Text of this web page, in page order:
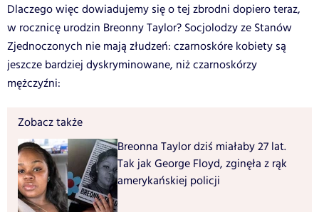
Dlaczego więc dowiadujemy się o tej zbrodni dopiero teraz,
w rocznicę urodzin Breonny Taylor? Socjolodzy ze Stanów
Zjednoczonych nie mają złudzeń: czarnoskóre kobiety są
jeszcze bardziej dyskryminowane, niż czarnoskórzy
mężczyźni:
Zobacz także
Breonna Taylor dziś miałaby 27 lat.
Tak jak George Floyd, zginęła z rąk
amerykańskiej policji